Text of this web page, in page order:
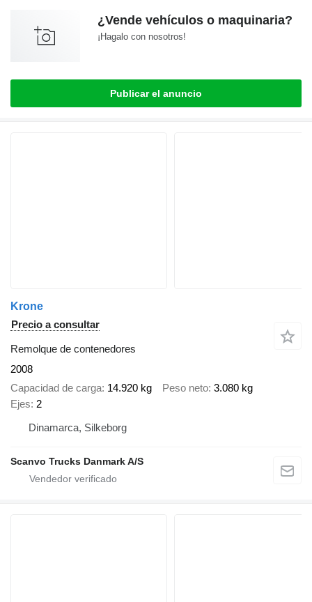
¿Vende vehículos o maquinaria?
¡Hagalo con nosotros!
Publicar el anuncio
Krone
Precio a consultar
Remolque de contenedores
2008
Capacidad de carga 14.920 kg Peso neto 3.080 kg
Ejes 2
Dinamarca, Silkeborg
Scanvo Trucks Danmark A/S